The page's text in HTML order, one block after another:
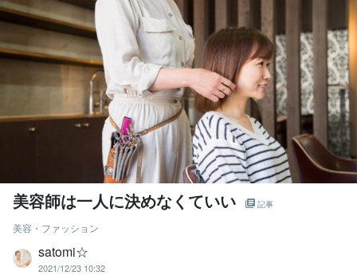
美容師は一人に決めなくていい 記事
美容・ファッション
satomi☆
2021/12/23 10:32